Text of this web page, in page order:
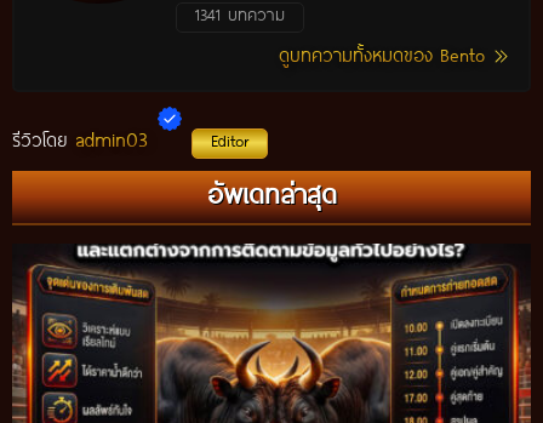
1341 บทความ
ดูบทความทั้งหมดของ Bento
รีวิวโดย admin03 Editor
อัพเดทล่าสุด